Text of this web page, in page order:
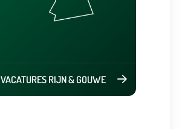
VACATURES RIJN & GOUWE